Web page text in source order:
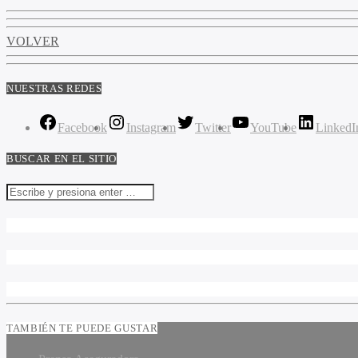
VOLVER
NUESTRAS REDES
Facebook Instagram Twitter YouTube
BUSCAR EN EL SITIO
TAMBIÉN TE PUEDE GUSTAR